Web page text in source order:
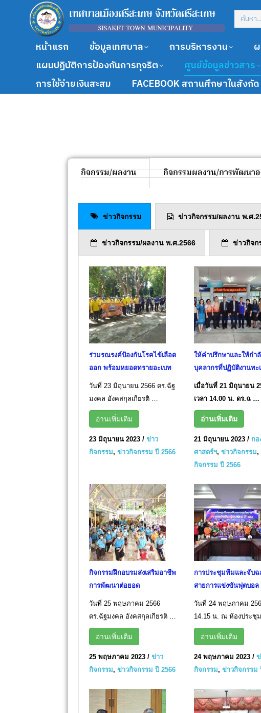
หน้าแรก ข้อมูลเทศบาล การบริหารงาน
แผนปฏิบัติการป้องกันการทุจริต
ศูนย์ข้อมูลข่าวสาร
การใช้จ่ายเงินสะสม
FACEBOOK สถานศึกษาในสังกัด
กิจกรรม/ผลงาน กิจกรรมผลงาน/การพัฒนา
ข่าวกิจกรรม ข่าวกิจกรรม/ผลงาน พ.ศ
ข่าวกิจกรรม/ผลงาน พ.ศ.2566 ข่าวกิจก
ร่วมรณรงค์ป้องกันโรคไข้เลือด
ออก พร้อมหยอดทรายอะเบท
วันที่ 23 มิถุนายน 2566 ดร.ฉัฐ
มงคล อังคสกุลเกียรติ …
อ่านเพิ่มเติม
23 มิถุนายน 2023 / ข่าว
กิจกรรม, ข่าวกิจกรรม ปี 2566
ให้คำปรึกษาและให้กำลั
บุคลากรที่ปฏิบัติงานทะ
เมื่อวันที่ 21 มิถุนายน
เวลา 14.00 น. ดร.ฉ …
อ่านเพิ่มเติม
21 มิถุนายน 2023 / กอ
ศาสตร์ฯ,ข่าวกิจกรรม,
กิจกรรม ปี 2566
กิจกรรมฝึกอบรมส่งเสริมอาชีพ
การพัฒนาต่อยอด
วันที่ 25 พฤษภาคม 2566
ดร.ฉัฐมงคล อังคสกุลเกียรติ …
อ่านเพิ่มเติม
25 พฤษภาคม 2023 / ข่าว
กิจกรรม, ข่าวกิจกรรม ปี 2566
การประชุมทีมและจับฉ
สายการแข่งขันฟุตบอล
วันที่ 24 พฤษภาคม
14.15 น. ณ ห้องประชุ
อ่านเพิ่มเติม
24 พฤษภาคม 2023 /
กิจกรรม,ข่าวกิจกรรม